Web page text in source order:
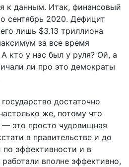
к данным. Итак, финансовый
сентябрь 2020. Дефицит
лишь $3.13 триллиона
за все время
кто у нас был у руля? Ой, а
ли про это демократы
достаточно
же, потому что
это просто чудовищная
в правительстве и до
по эффективности и в
вполне эффективно,